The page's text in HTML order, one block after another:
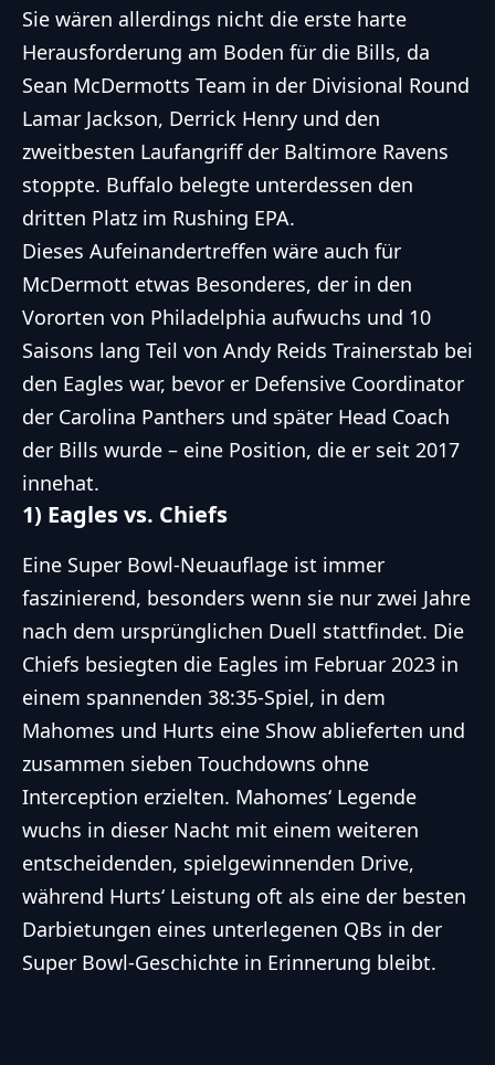
Sie wären allerdings nicht die erste harte
Herausforderung am Boden für die Bills, da
Sean McDermotts Team in der Divisional Round
Lamar Jackson, Derrick Henry und den
zweitbesten Laufangriff der Baltimore Ravens
stoppte. Buffalo belegte unterdessen den
dritten Platz im Rushing EPA.
Dieses Aufeinandertreffen wäre auch für
McDermott etwas Besonderes, der in den
Vororten von Philadelphia aufwuchs und 10
Saisons lang Teil von Andy Reids Trainerstab bei
den Eagles war, bevor er Defensive Coordinator
der Carolina Panthers und später Head Coach
der Bills wurde – eine Position, die er seit 2017
innehat.
1) Eagles vs. Chiefs
Eine Super Bowl-Neuauflage ist immer
faszinierend, besonders wenn sie nur zwei Jahre
nach dem ursprünglichen Duell stattfindet. Die
Chiefs besiegten die Eagles im Februar 2023 in
einem spannenden 38:35-Spiel, in dem
Mahomes und Hurts eine Show ablieferten und
zusammen sieben Touchdowns ohne
Interception erzielten. Mahomes‘ Legende
wuchs in dieser Nacht mit einem weiteren
entscheidenden, spielgewinnenden Drive,
während Hurts‘ Leistung oft als eine der besten
Darbietungen eines unterlegenen QBs in der
Super Bowl-Geschichte in Erinnerung bleibt.